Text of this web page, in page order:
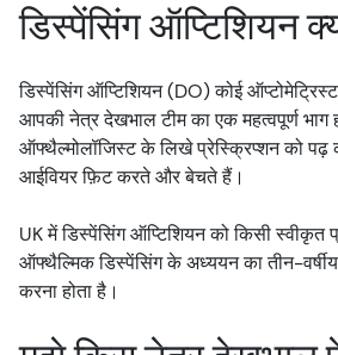
डिस्पेंसिंग ऑप्टिशियन
डिस्पेंसिंग ऑप्टिशियन (DO) कोई
आपकी नेत्र देखभाल टीम का एक महत्वपूर्ण भाग
ऑफ्थैल्मोलॉजिस्ट के लिखे प्रेस्क्रिप्शन को
आईवियर फ़िट करते और बेचते हैं।
UK में डिस्पेंसिंग ऑप्टिशियन को किसी स्वीकृत
ऑफ्थैल्मिक डिस्पेंसिंग के अध्ययन का तीन-वर्षीय
करना होता है।